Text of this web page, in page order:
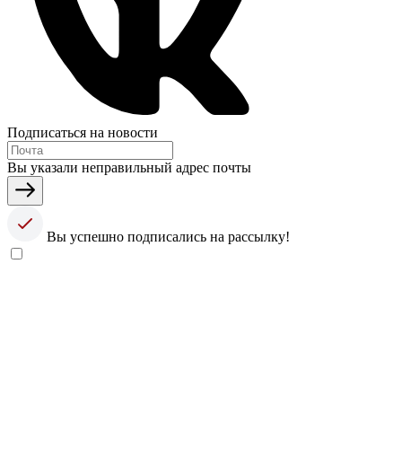
Подписаться на новости
Вы указали неправильный адрес почты
Вы успешно подписались на рассылку!